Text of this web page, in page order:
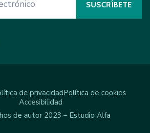
de privacidadPolítica de cookies
Accesibilidad
de autor 2023 – Estudio Alfa